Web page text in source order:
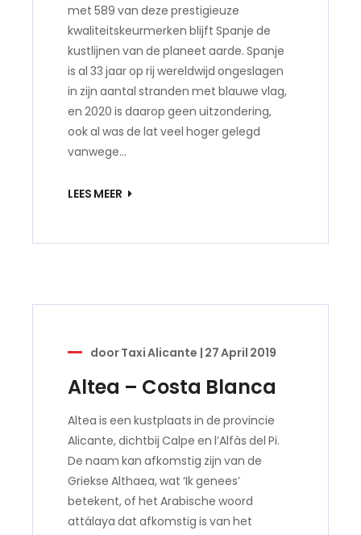
met 589 van deze prestigieuze
kwaliteitskeurmerken blijft Spanje de
kustlijnen van de planeet aarde. Spanje
is al 33 jaar op rij wereldwijd ongeslagen
in zijn aantal stranden met blauwe vlag,
en 2020 is daarop geen uitzondering,
ook al was de lat veel hoger gelegd
vanwege…
LEES MEER
doorTaxi Alicante | 27 April 2019
Altea – Costa Blanca
Altea is een kustplaats in de provincie
Alicante, dichtbij Calpe en l’Alfàs del Pi.
De naam kan afkomstig zijn van de
Griekse Althaea, wat ‘Ik genees’
betekent, of het Arabische woord
attálaya dat afkomstig is van het